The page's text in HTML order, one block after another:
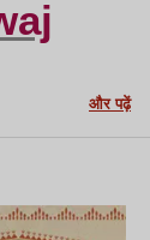
और पढ़ें